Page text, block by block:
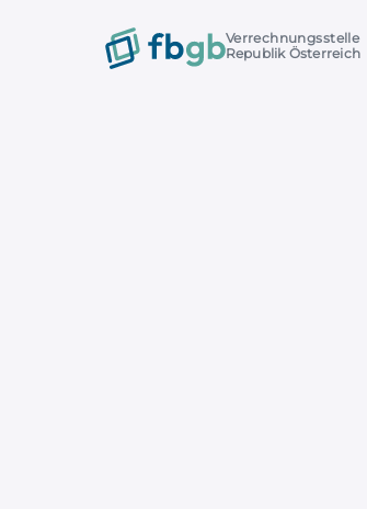
Verrechnungsstelle
Republik Österreich